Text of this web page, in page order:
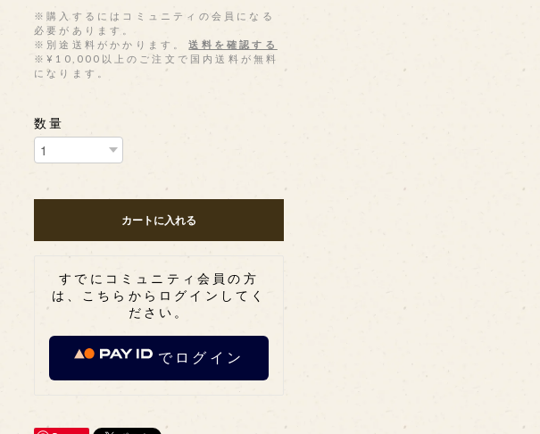
※購入するにはコミュニティの会員になる
必要があります。
※別途送料がかかります。
送料を確認する
※¥10,000以上のご注文で国内送料が無料
になります。
数量
カートに入れる
すでにコミュニティ会員の方
は、こちらからログインしてく
ださい。
でログイン